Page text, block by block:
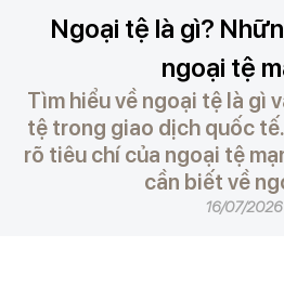
Ngoại tệ là gì?
ngoại tệ
Tìm hiểu về ngoại tệ là gì
tệ trong giao dịch quốc
rõ tiêu chí của ngoại tệ
cần biết về
16/07/2026